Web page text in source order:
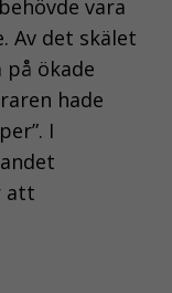
vara
Av det skälet
ökade
hade
I
att